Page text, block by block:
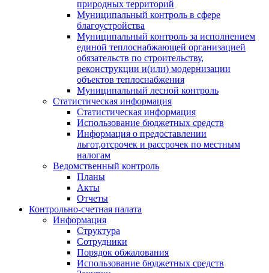
природных территорий
Муниципальный контроль в сфере
благоустройства
Муниципальный контроль за исполнением
единой теплоснабжающей организацией
обязательств по строительству,
реконструкции и(или) модернизации
объектов теплоснабжения
Муниципальный лесной контроль
Статистическая информация
Статистическая информация
Использование бюджетных средств
Информация о предоставлении
льгот,отсрочек и рассрочек по местным
налогам
Ведомственный контроль
Планы
Акты
Отчеты
Контрольно-счетная палата
Информация
Структура
Сотрудники
Порядок обжалования
Использование бюджетных средств